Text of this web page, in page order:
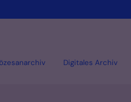
Digitales Archiv